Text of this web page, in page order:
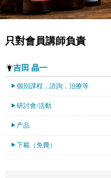
只對會員講師負責
吉田 晶一
個別課程，諮詢，治療等
研討會/活動
产品
下載（免費）